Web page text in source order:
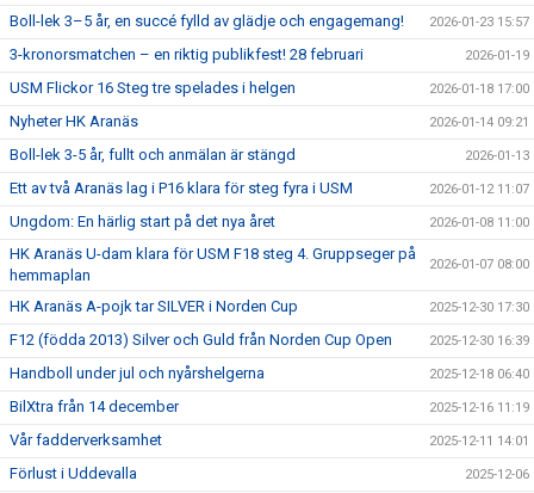
Boll-lek 3–5 år, en succé fylld av glädje och engagemang! 2026-01-23 15:57
3-kronorsmatchen – en riktig publikfest! 28 februari 2026-01-19
USM Flickor 16 Steg tre spelades i helgen 2026-01-18 17:00
Nyheter HK Aranäs 2026-01-14 09:21
Boll-lek 3-5 år, fullt och anmälan är stängd 2026-01-13
Ett av två Aranäs lag i P16 klara för steg fyra i USM 2026-01-12 11:07
Ungdom: En härlig start på det nya året 2026-01-08 11:00
HK Aranäs U-dam klara för USM F18 steg 4. Gruppseger på
hemmaplan
2026-01-07 08:00
HK Aranäs A-pojk tar SILVER i Norden Cup 2025-12-30 17:30
F12 (födda 2013) Silver och Guld från Norden Cup Open 2025-12-30 16:39
Handboll under jul och nyårshelgerna 2025-12-18 06:40
BilXtra från 14 december 2025-12-16 11:19
Vår fadderverksamhet 2025-12-11 14:01
Förlust i Uddevalla 2025-12-06